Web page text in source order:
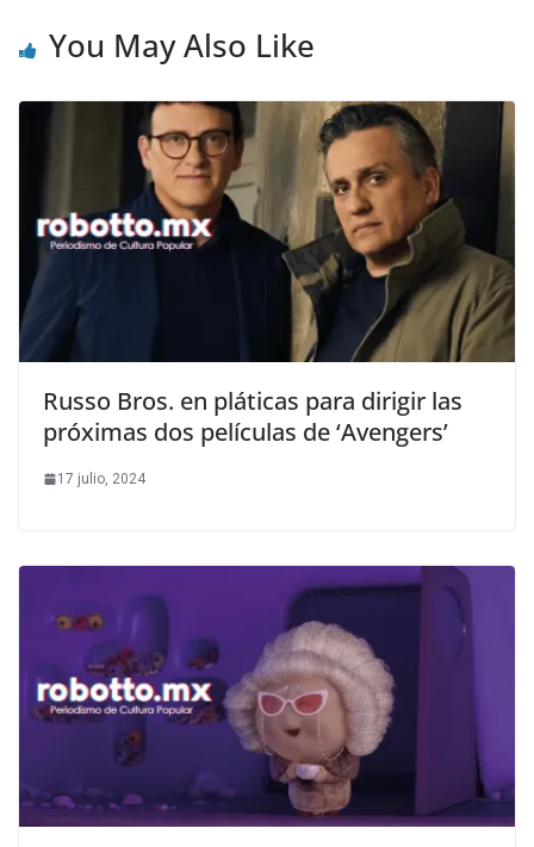
You May Also Like
Russo Bros. en pláticas para dirigir las
próximas dos películas de ‘Avengers’
17 julio, 2024